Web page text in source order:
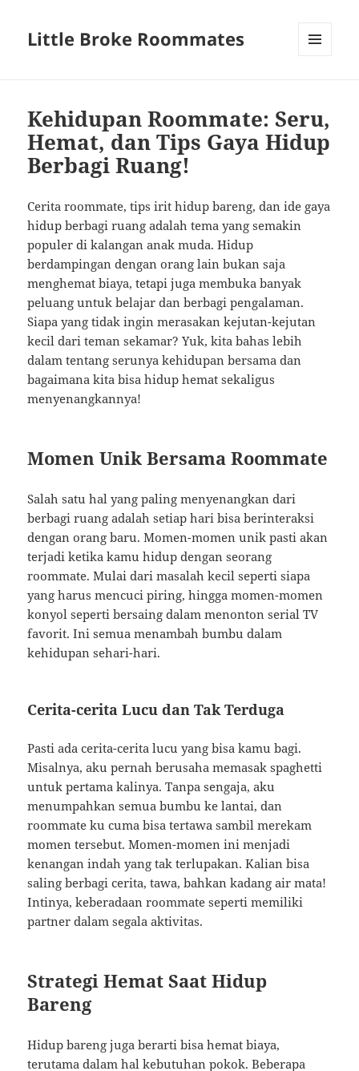
Little Broke Roommates
Kehidupan Roommate: Seru,
Hemat, dan Tips Gaya Hidup
Berbagi Ruang!
Cerita roommate, tips irit hidup bareng, dan ide gaya
hidup berbagi ruang adalah tema yang semakin
populer di kalangan anak muda. Hidup
berdampingan dengan orang lain bukan saja
menghemat biaya, tetapi juga membuka banyak
peluang untuk belajar dan berbagi pengalaman.
Siapa yang tidak ingin merasakan kejutan-kejutan
kecil dari teman sekamar? Yuk, kita bahas lebih
dalam tentang serunya kehidupan bersama dan
bagaimana kita bisa hidup hemat sekaligus
menyenangkannya!
Momen Unik Bersama Roommate
Salah satu hal yang paling menyenangkan dari
berbagi ruang adalah setiap hari bisa berinteraksi
dengan orang baru. Momen-momen unik pasti akan
terjadi ketika kamu hidup dengan seorang
roommate. Mulai dari masalah kecil seperti siapa
yang harus mencuci piring, hingga momen-momen
konyol seperti bersaing dalam menonton serial TV
favorit. Ini semua menambah bumbu dalam
kehidupan sehari-hari.
Cerita-cerita Lucu dan Tak Terduga
Pasti ada cerita-cerita lucu yang bisa kamu bagi.
Misalnya, aku pernah berusaha memasak spaghetti
untuk pertama kalinya. Tanpa sengaja, aku
menumpahkan semua bumbu ke lantai, dan
roommate ku cuma bisa tertawa sambil merekam
momen tersebut. Momen-momen ini menjadi
kenangan indah yang tak terlupakan. Kalian bisa
saling berbagi cerita, tawa, bahkan kadang air mata!
Intinya, keberadaan roommate seperti memiliki
partner dalam segala aktivitas.
Strategi Hemat Saat Hidup
Bareng
Hidup bareng juga berarti bisa hemat biaya,
terutama dalam hal kebutuhan pokok. Beberapa